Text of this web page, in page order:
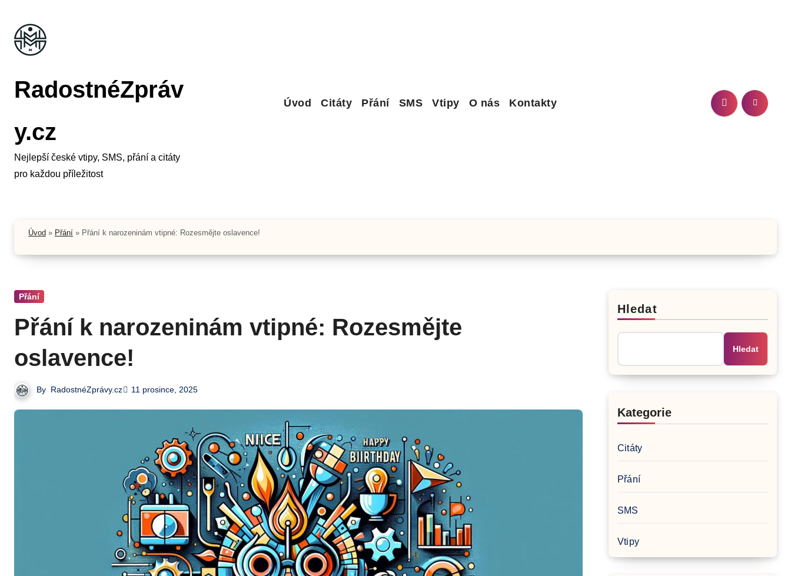
content
RadostnéZpráv
y.cz
Nejlepší české vtipy, SMS, přání a citáty
pro každou příležitost
Úvod Citáty Přání SMS Vtipy O nás Kontakty
Úvod » Přání » Přání k narozeninám vtipné: Rozesmějte oslavence!
Přání
Přání k narozeninám vtipné: Rozesmějte
oslavence!
By RadostnéZprávy.cz 11 prosince, 2025
Hledat
Hledat
Kategorie
Citáty
Přání
SMS
Vtipy